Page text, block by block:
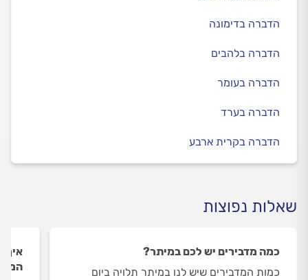
הדברה בדימונה
הדברה בלהבים
הדברה בעומר
הדברה בערד
הדברה בקרית ארבע
שאלות נפוצות
כמה מדבירים יש לכם במיתר?
כמות המדבירים שיש לנו במיתר תלויה ביום
איך